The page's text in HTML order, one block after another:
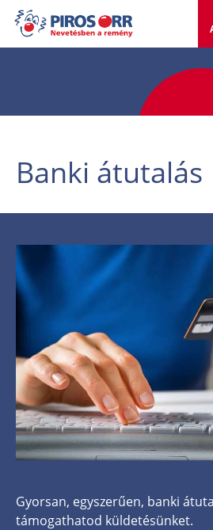
Banki átutalás
Gyorsan, egyszerűen, banki
támogathatod küldetésünket.